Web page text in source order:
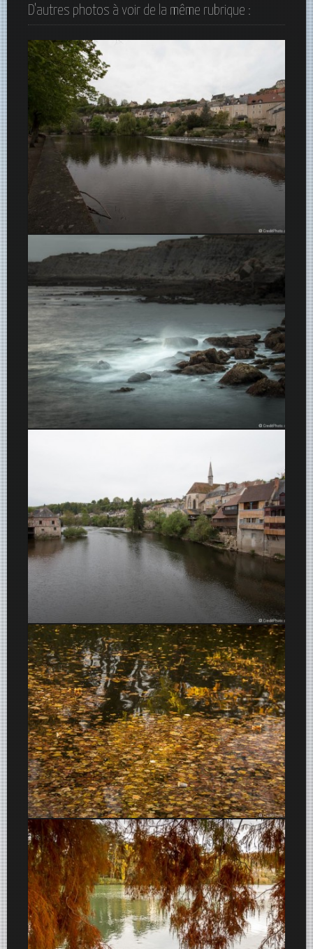
D'autres photos à voir de la même rubrique :
Argenton-Sur-Creuse
Feuilles d’Automne tombées dans le lac Tête d’Or